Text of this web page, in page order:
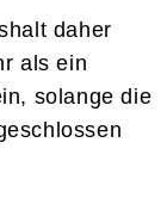
daher
als ein
solange die